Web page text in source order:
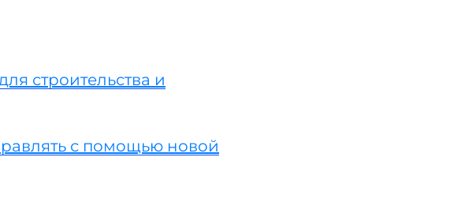
строительства и
с помощью новой